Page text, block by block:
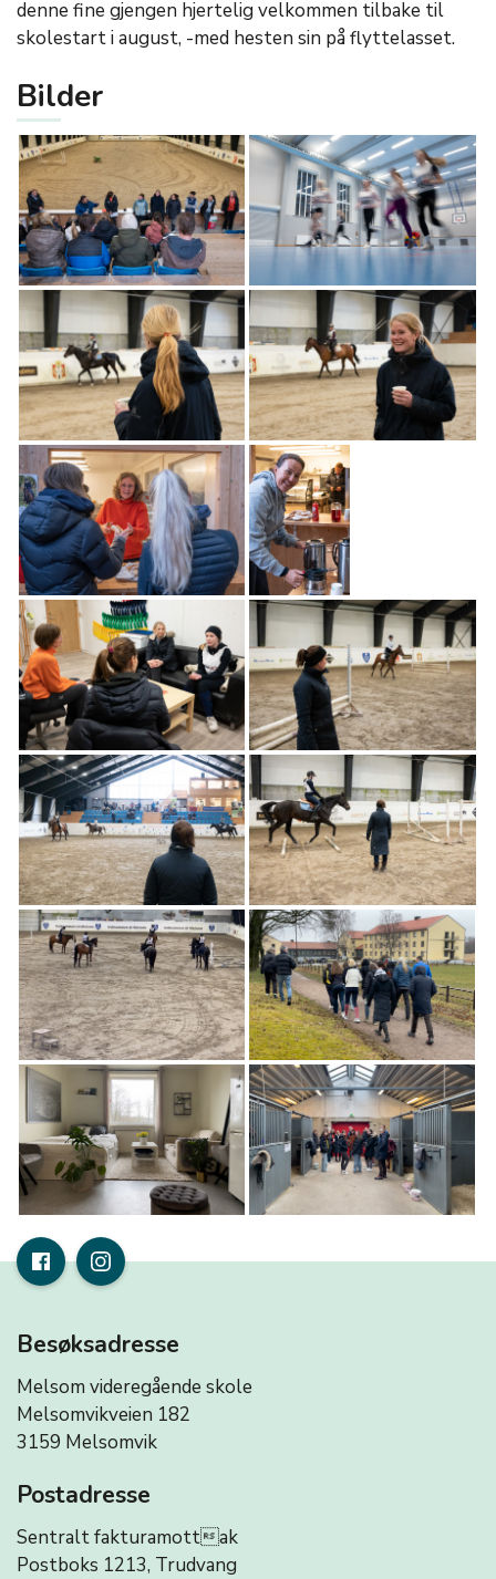
denne fine gjengen hjertelig velkommen tilbake til
skolestart i august, -med hesten sin på flyttelasset.
Bilder
Besøksadresse
Melsom videregående skole
Melsomvikveien 182
3159 Melsomvik
Postadresse
Sentralt fakturamottak
Postboks 1213, Trudvang